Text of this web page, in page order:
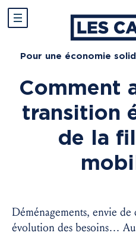
Pour une économie
Comment
transition
de la
Déménagements, envie
évolution des besoins…